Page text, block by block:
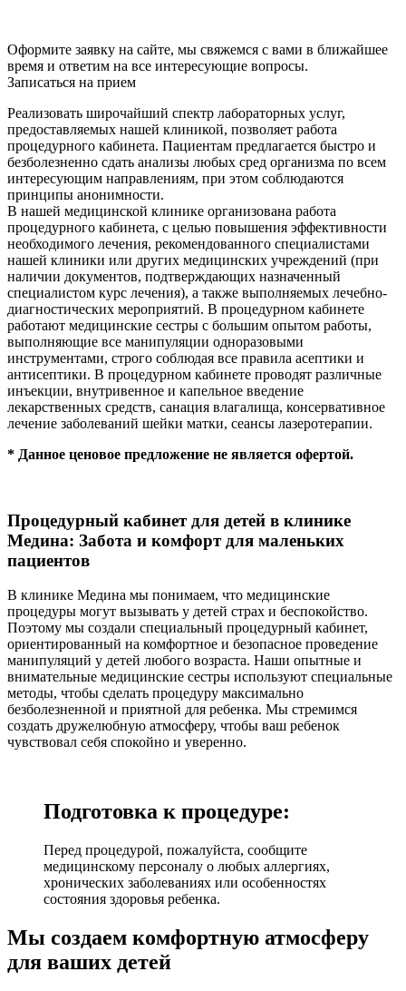
Оформите заявку на сайте, мы свяжемся с вами в ближайшее
время и ответим на все интересующие вопросы.
Записаться на прием
Реализовать широчайший спектр лабораторных услуг,
предоставляемых нашей клиникой, позволяет работа
процедурного кабинета. Пациентам предлагается быстро и
безболезненно сдать анализы любых сред организма по всем
интересующим направлениям, при этом соблюдаются
принципы анонимности.
В нашей медицинской клинике организована работа
процедурного кабинета, с целью повышения эффективности
необходимого лечения, рекомендованного специалистами
нашей клиники или других медицинских учреждений (при
наличии документов, подтверждающих назначенный
специалистом курс лечения), а также выполняемых лечебно-
диагностических мероприятий. В процедурном кабинете
работают медицинские сестры с большим опытом работы,
выполняющие все манипуляции одноразовыми
инструментами, строго соблюдая все правила асептики и
антисептики. В процедурном кабинете проводят различные
инъекции, внутривенное и капельное введение
лекарственных средств, санация влагалища, консервативное
лечение заболеваний шейки матки, сеансы лазеротерапии.
* Данное ценовое предложение не является офертой.
Процедурный кабинет для детей в клинике
Медина: Забота и комфорт для маленьких
пациентов
В клинике Медина мы понимаем, что медицинские
процедуры могут вызывать у детей страх и беспокойство.
Поэтому мы создали специальный процедурный кабинет,
ориентированный на комфортное и безопасное проведение
манипуляций у детей любого возраста. Наши опытные и
внимательные медицинские сестры используют специальные
методы, чтобы сделать процедуру максимально
безболезненной и приятной для ребенка. Мы стремимся
создать дружелюбную атмосферу, чтобы ваш ребенок
чувствовал себя спокойно и уверенно.
Подготовка к процедуре:
Перед процедурой, пожалуйста, сообщите
медицинскому персоналу о любых аллергиях,
хронических заболеваниях или особенностях
состояния здоровья ребенка.
Мы создаем комфортную атмосферу
для ваших детей